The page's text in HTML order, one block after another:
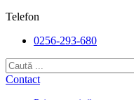
Telefon
0256-293-680
Contact